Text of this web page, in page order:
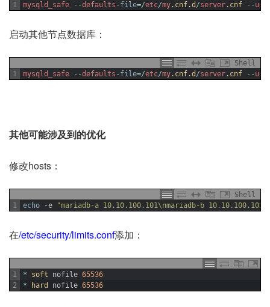
1
mysqld_safe --defaults - file=/etc/my.cnf.d /server.cnf --
启动其他节点数据库：
Shell
1
mysqld_safe --defaults - file=/etc/my.cnf.d /server.cnf --
其他可能涉及到的优化
修改hosts：
Shell
1
echo -e "mariadb-a 10.10.100.101\nmariadb-b
在/etc/security/limits.conf添加：
1
2
* soft nofile 65536
*
hard nofile 65536